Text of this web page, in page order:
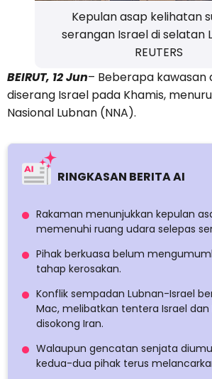
Kepulan asap kelihatan
serangan Israel di selatan
REUTERS
BEIRUT, 12 Jun– Beberapa kawasan
diserang Israel pada Khamis,
Nasional Lubnan (NNA).
RINGKASAN BERITA AI
Rakaman menunjukkan kepulan
memenuhi ruang udara selepas
Pihak berkuasa belum
tahap kerosakan.
Konflik sempadan Lubnan-Israel
Mac, melibatkan tentera Israel dan
disokong Iran.
Walaupun gencatan senjata
kedua-dua pihak terus